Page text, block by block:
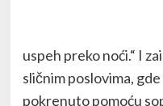
uspeh preko noći.“ I
sličnim poslovima,
pokrenuto pomoću